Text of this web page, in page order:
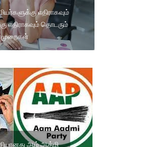
எதிராகவும்
எதிராகவும் தொடரும்
ஆம் ஆத்மி